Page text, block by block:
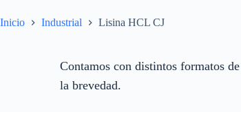
Inicio Industrial Lisina HCL CJ
Contamos con distintos formatos
la brevedad.